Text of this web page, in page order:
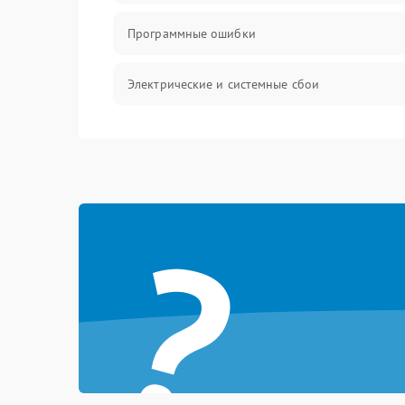
Программные ошибки
Электрические и системные сбои
Система охлаждения
?